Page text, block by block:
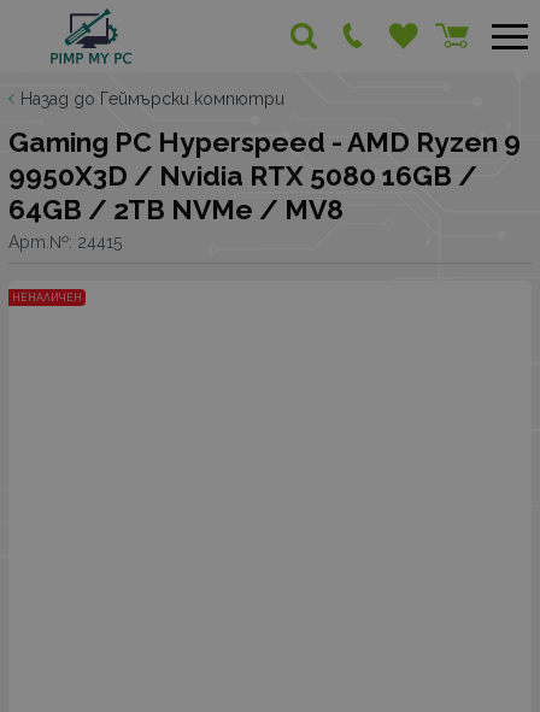
Назад до Геймърски компютри
Gaming PC Hyperspeed - AMD Ryzen 9
9950X3D / Nvidia RTX 5080 16GB /
64GB / 2TB NVMe / MV8
Арт.№: 24415
НЕНАЛИЧЕН